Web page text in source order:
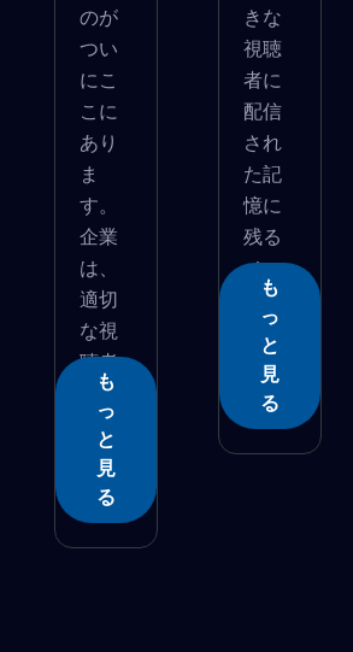
のが
つい
にこ
こに
あり
ま
す。
企業
は、
適切
な視
聴者
を獲...
も
っ
と
見
る
きな
視聴
者に
配信
され
た記
憶に
残る
メッ
セー...
も
っ
と
見
る